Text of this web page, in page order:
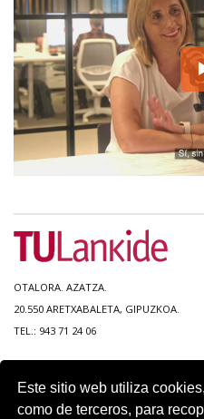
Este sitio web utiliza
como de terceros, para
OTALORA. AZATZA.
20.550 ARETXABALETA, GIPUZKOA.
TEL.: 943 71 24 06
ACCESIBILIDAD
CONTACTO